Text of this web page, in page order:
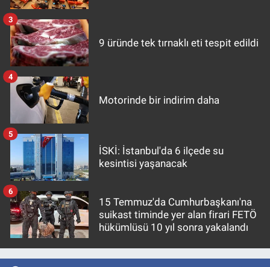
9 üründe tek tırnaklı eti tespit edildi
3
Motorinde bir indirim daha
4
İSKİ: İstanbul'da 6 ilçede su
kesintisi yaşanacak
5
15 Temmuz'da Cumhurbaşkanı'na
suikast timinde yer alan firari FETÖ
hükümlüsü 10 yıl sonra yakalandı
6